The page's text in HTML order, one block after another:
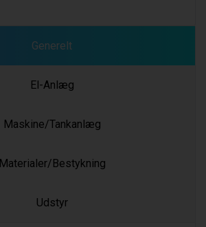
Generelt
El-Anlæg
Maskine/Tankanlæg
Materialer/Bestykning
Udstyr